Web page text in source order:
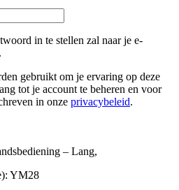
in te stellen zal naar je e-
gebruikt om je ervaring op deze
tot je account te beheren en voor
in onze privacybeleid.
– Lang,
YM28